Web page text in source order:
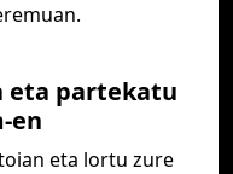
eta partekatu
en
eta lortu zure